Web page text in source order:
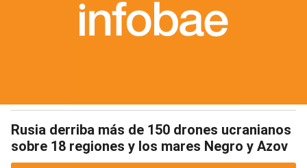
Rusia derriba más de 150 drones ucranianos
sobre 18 regiones y los mares Negro y Azov